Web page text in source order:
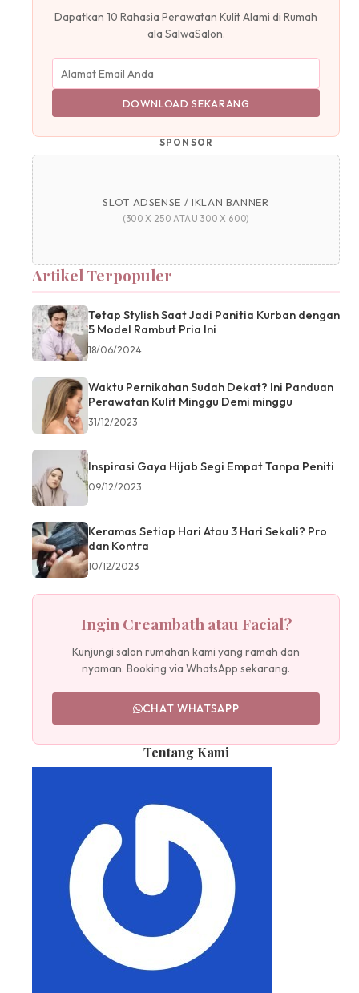
Dapatkan 10 Rahasia Perawatan Kulit Alami di Rumah
ala SalwaSalon.
DOWNLOAD SEKARANG
SPONSOR
SLOT ADSENSE / IKLAN BANNER
(300 X 250 ATAU 300 X 600)
Artikel Terpopuler
Tetap Stylish Saat Jadi Panitia Kurban dengan
5 Model Rambut Pria Ini
18/06/2024
Waktu Pernikahan Sudah Dekat? Ini Panduan
Perawatan Kulit Minggu Demi minggu
31/12/2023
Inspirasi Gaya Hijab Segi Empat Tanpa Peniti
09/12/2023
Keramas Setiap Hari Atau 3 Hari Sekali? Pro
dan Kontra
10/12/2023
Ingin Creambath atau Facial?
Kunjungi salon rumahan kami yang ramah dan
nyaman. Booking via WhatsApp sekarang.
CHAT WHATSAPP
Tentang Kami